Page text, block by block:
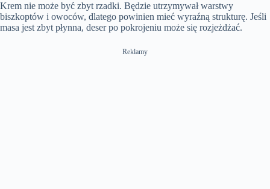
Krem nie może być zbyt rzadki. Będzie utrzymywał warstwy
biszkoptów i owoców, dlatego powinien mieć wyraźną strukturę. Jeśli
masa jest zbyt płynna, deser po pokrojeniu może się rozjeżdżać.
Reklamy